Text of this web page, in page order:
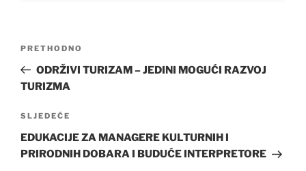
objava
Prethodna
objava
PRETHODNO
ODRŽIVI TURIZAM – JEDINI MOGUĆI RAZVOJ
TURIZMA
Sljedeća
objava
SLJEDEĆE
EDUKACIJE ZA MANAGERE KULTURNIH I
PRIRODNIH DOBARA I BUDUĆE INTERPRETORE